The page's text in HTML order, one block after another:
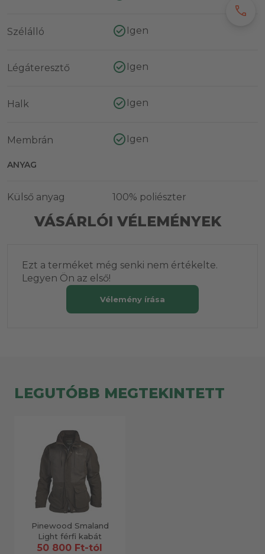
Szélálló Igen
Légáteresztő Igen
Halk Igen
Membrán Igen
ANYAG
Külső anyag 100% poliészter
VÁSÁRLÓI VÉLEMÉNYEK
Ezt a terméket még senki nem értékelte.
Legyen Ön az első!
Vélemény írása
LEGUTÓBB MEGTEKINTETT
Pinewood Smaland
Light férfi kabát
50 800 Ft-tól
call